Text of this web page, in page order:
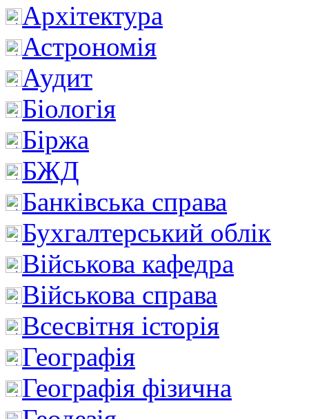
Архітектура
Астрономія
Аудит
Біологія
Біржа
БЖД
Банківська справа
Бухгалтерський облік
Військова кафедра
Військова справа
Всесвітня історія
Географія
Географія фізична